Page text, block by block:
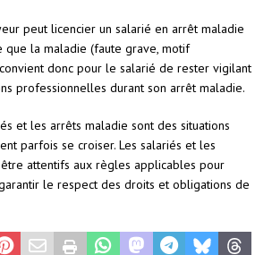
peut licencier un salarié en arrêt maladie
que la maladie (faute grave, motif
donc pour le salarié de rester vigilant
professionnelles durant son arrêt maladie.
et les arrêts maladie sont des situations
parfois se croiser. Les salariés et les
attentifs aux règles applicables pour
le respect des droits et obligations de